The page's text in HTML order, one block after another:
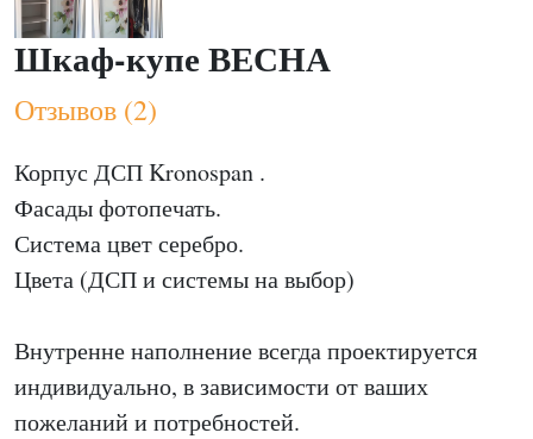
Шкаф-купе ВЕСНА
Отзывов (2)
Корпус ДСП Kronospan .
Фасады фотопечать.
Система цвет серебро.
Цвета (ДСП и системы на выбор)
Внутренне наполнение всегда проектируется
индивидуально, в зависимости от ваших
пожеланий и потребностей.